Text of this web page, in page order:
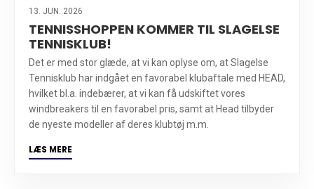
13. JUN. 2026
TENNISSHOPPEN KOMMER TIL SLAGELSE
TENNISKLUB!
Det er med stor glæde, at vi kan oplyse om, at Slagelse
Tennisklub har indgået en favorabel klubaftale med HEAD,
hvilket bl.a. indebærer, at vi kan få udskiftet vores
windbreakers til en favorabel pris, samt at Head tilbyder
de nyeste modeller af deres klubtøj m.m.
LÆS MERE